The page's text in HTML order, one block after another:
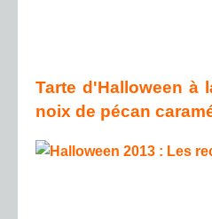
Tarte d'Halloween à
noix de pécan